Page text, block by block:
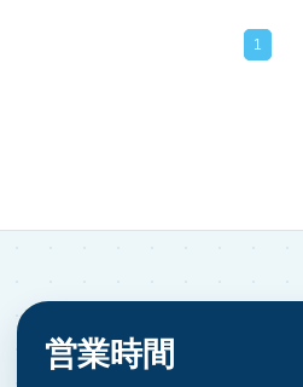
1
営業時間